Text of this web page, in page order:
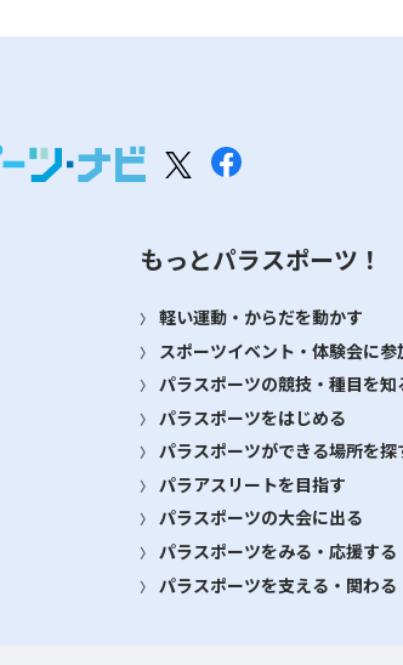
もっとパラスポーツ！
軽い運動・からだを動かす
スポーツイベント・体験会に参
パラスポーツの競技・種目を知
パラスポーツをはじめる
パラスポーツができる場所を探
パラアスリートを目指す
パラスポーツの大会に出る
パラスポーツをみる・応援する
パラスポーツを支える・関わる